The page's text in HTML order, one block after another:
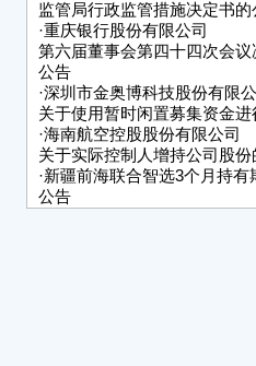
监管局行政监管措施决定书的
·重庆银行股份有限公司
第六届董事会第四十四次会议
公告
·深圳市金奥博科技股份有限公
关于使用暂时闲置募集资金
·海南航空控股股份有限公司
关于实际控制人增持公司股
·新疆前海联合智选3个月持
公告